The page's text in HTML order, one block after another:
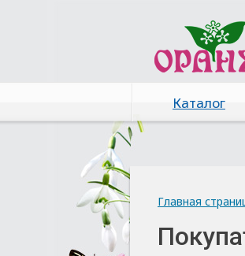
Каталог
Главная